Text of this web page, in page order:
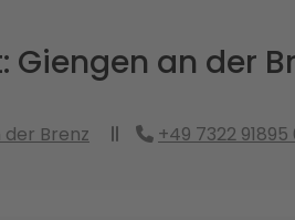
Giengen an der
Brenz +49 7322 91895